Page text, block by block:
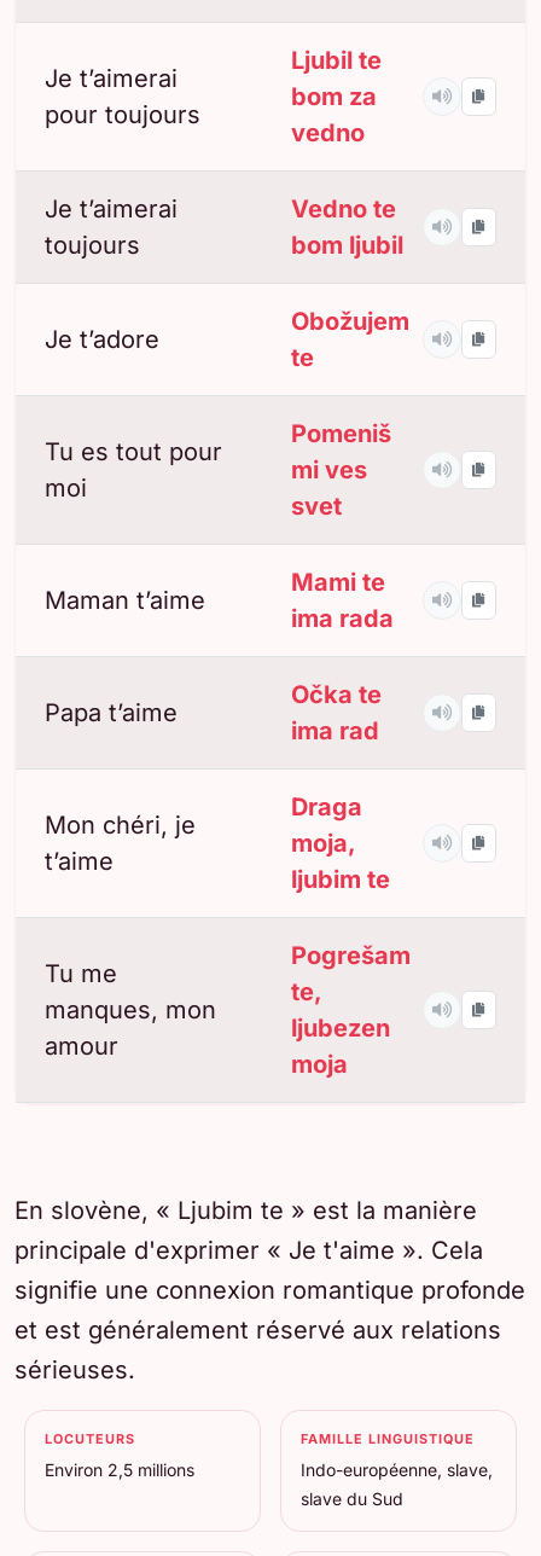
Je t’aimerai
pour toujours
Ljubil te
bom za
vedno
Je t’aimerai
toujours
Vedno te
bom ljubil
Je t’adore
Obožujem
te
Tu es tout pour
moi
Pomeniš
mi ves
svet
Maman t’aime
Mami te
ima rada
Papa t’aime
Očka te
ima rad
Mon chéri, je
t’aime
Draga
moja,
ljubim te
Tu me
manques, mon
amour
Pogrešam
te,
ljubezen
moja
En slovène, « Ljubim te » est la manière
principale d'exprimer « Je t'aime ». Cela
signifie une connexion romantique profonde
et est généralement réservé aux relations
sérieuses.
LOCUTEURS
Environ 2,5 millions
FAMILLE LINGUISTIQUE
Indo-européenne, slave,
slave du Sud